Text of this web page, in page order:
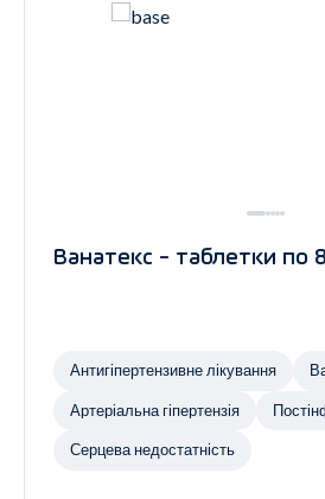
Ванатекс - таблетки по
Антигіпертензивне лікування
Артеріальна гіпертензія
Серцева недостатність